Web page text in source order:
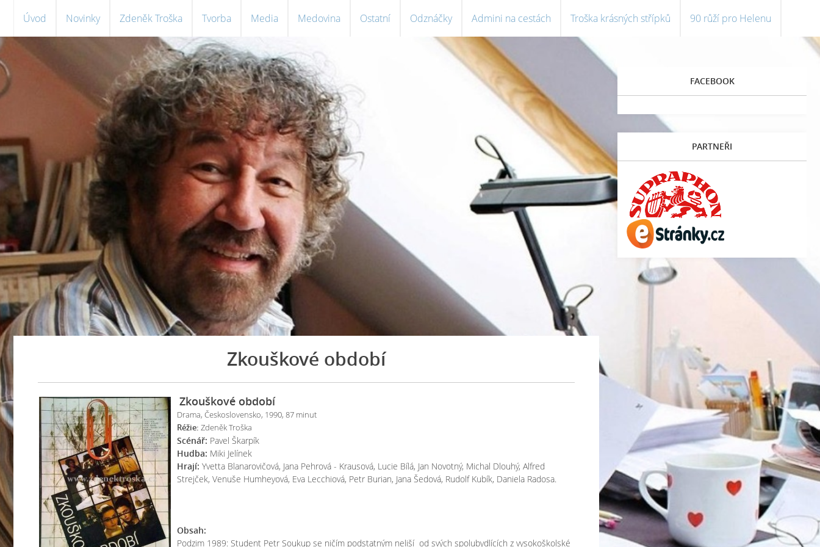
Úvod Novinky Zdeněk Troška Tvorba Media Medovina Ostatní Odznáčky Admini na cestách Troška krásných střípků 90 růží pro Helenu
Zkouškové období
Zkouškové období
Drama, Československo, 1990, 87 minut
Réžie: Zdeněk Troška
Scénář: Pavel Škarpík
Hudba: Miki Jelínek
Hrají: Yvetta Blanarovičová, Jana Pehrová - Krausová, Lucie Bílá, Jan Novotný, Michal Dlouhý, Alfred
Strejček, Venuše Humheyová, Eva Lecchiová, Petr Burian, Jana Šedová, Rudolf Kubík, Daniela Radosa.
Obsah:
Podzim 1989: Student Petr Soukup se ničím podstatným neliší od svých spolubydlících z vysokoškolské
FACEBOOK
PARTNEŘI